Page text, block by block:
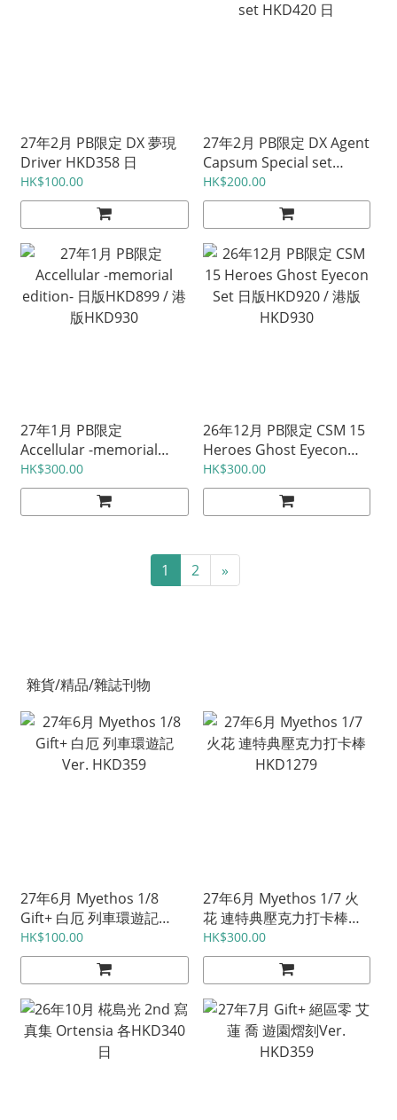
27年2月 PB限定 DX 夢現
Driver HKD358 日
HK$100.00
27年2月 PB限定 DX Agent
Capsum Special set
HKD420 日
HK$200.00
27年1月 PB限定
Accellular -memorial
edition- 日版HKD899 / 港
版HKD930
HK$300.00
26年12月 PB限定 CSM 15
Heroes Ghost Eyecon
Set 日版HKD920 / 港版
HKD930
HK$300.00
1 2 »
雜貨/精品/雜誌刊物
27年6月 Myethos 1/8
Gift+ 白厄 列車環遊記
Ver. HKD359
HK$100.00
27年6月 Myethos 1/7 火
花 連特典壓克力打卡棒
HKD1279
HK$300.00